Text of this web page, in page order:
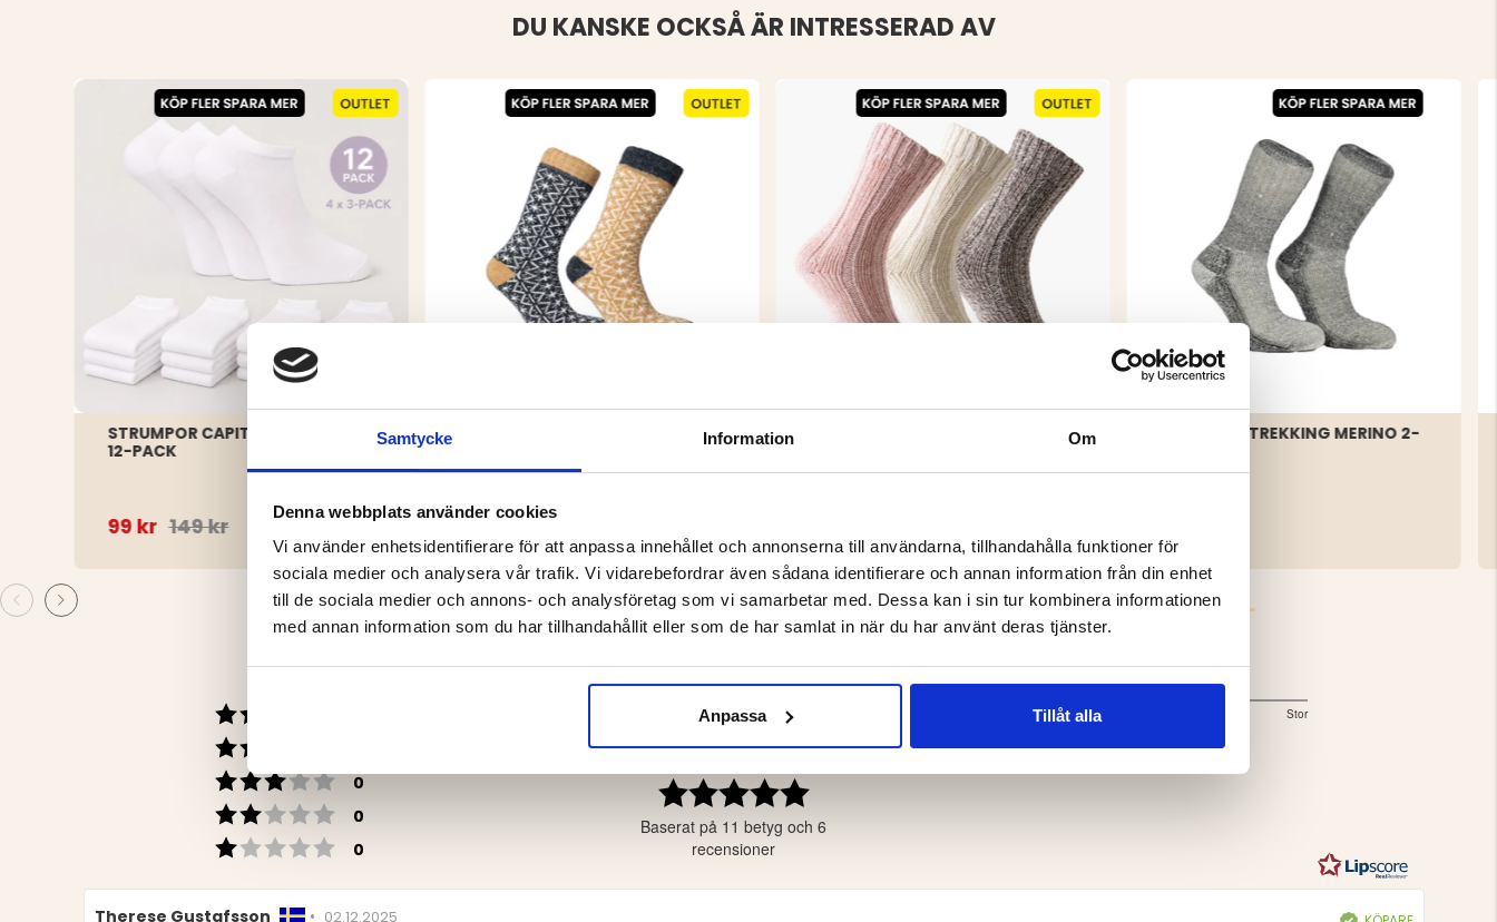
Samtycke Information Om
Denna webbplats använder cookies
Vi använder enhetsidentifierare för att anpassa innehållet och annonserna till användarna, tillhandahålla funktioner för
sociala medier och analysera vår trafik. Vi vidarebefordrar även sådana identifierare och annan information från din enhet
till de sociala medier och annons- och analysföretag som vi samarbetar med. Dessa kan i sin tur kombinera informationen
med annan information som du har tillhandahållit eller som de har samlat in när du har använt deras tjänster.
Anpassa Tillåt alla
DU KANSKE OCKSÅ ÄR INTRESSERAD AV
STRUMPOR CAPITAL SNEAKERS
12-PACK
99 kr 149 kr
ULLSTRUMPA ALPACKA, 2-PACK -
139 kr
ULLSOCKA TREKKING MERINO 2-
Betyg: 3 utav 5 stjärnor
0 röster
Betyg: 2 utav 5 stjärnor
0
Betyg: 1 utav 5 stjärnor
0
5.0
utav
Baserat på 11 betyg och 6
recensioner
Storlek
Liten Stor
3
5
Recensionsförfattare:
Therese Gustafsson • Recensionsdatum:
02.12.2025 Bekräftad